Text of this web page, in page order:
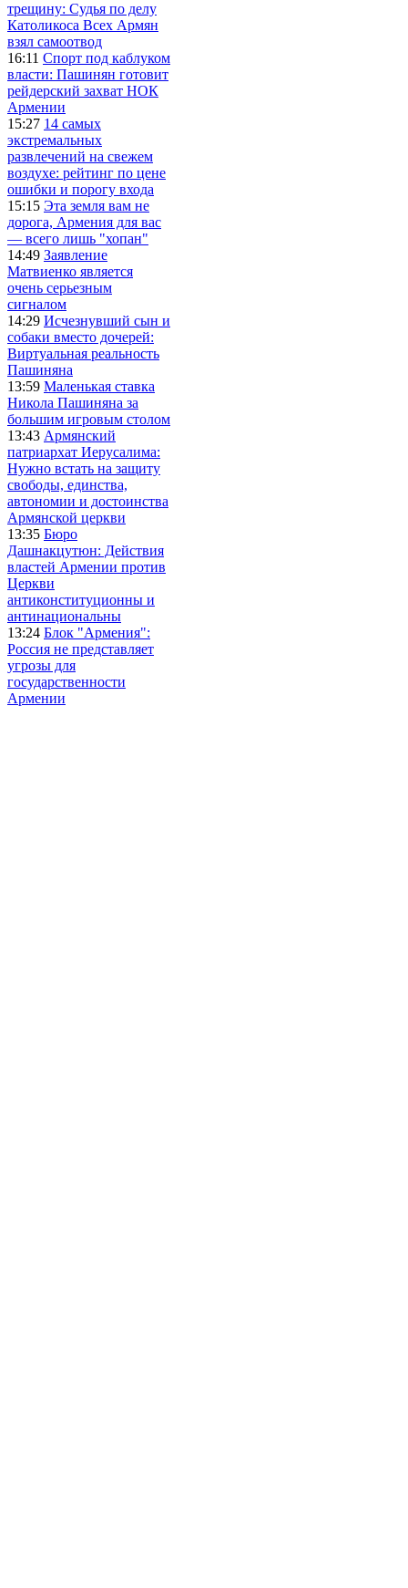
трещину: Судья по делу
Католикоса Всех Армян
взял самоотвод
16:11 Спорт под каблуком
власти: Пашинян готовит
рейдерский захват НОК
Армении
15:27 14 самых
экстремальных
развлечений на свежем
воздухе: рейтинг по цене
ошибки и порогу входа
15:15 Эта земля вам не
дорога, Армения для вас
— всего лишь "хопан"
14:49 Заявление
Матвиенко является
очень серьезным
сигналом
14:29 Исчезнувший сын и
собаки вместо дочерей:
Виртуальная реальность
Пашиняна
13:59 Маленькая ставка
Никола Пашиняна за
большим игровым столом
13:43 Армянский
патриархат Иерусалима:
Нужно встать на защиту
свободы, единства,
автономии и достоинства
Армянской церкви
13:35 Бюро
Дашнакцутюн: Действия
властей Армении против
Церкви
антиконституционны и
антинациональны
13:24 Блок "Армения":
Россия не представляет
угрозы для
государственности
Армении